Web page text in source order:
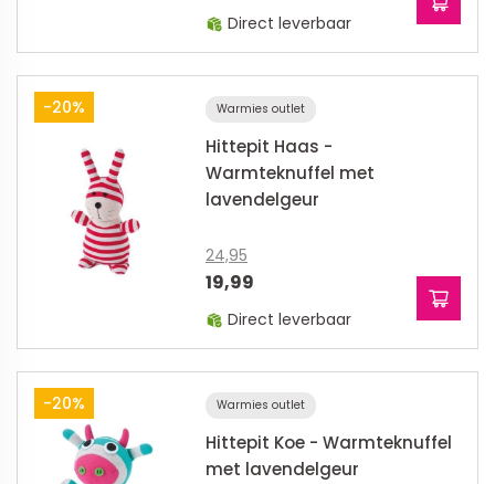
Schommelstoelen en wipstoeltjes
Direct leverbaar
-20% Warmies outlet
Hittepit Haas -
Warmteknuffel met
lavendelgeur
24,95
19,99
Direct leverbaar
-20% Warmies outlet
Hittepit Koe - Warmteknuffel
met lavendelgeur